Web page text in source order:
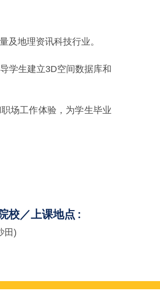
及地理资讯科技行业。
学生建立3D空间数据库和
场工作体验，为学生毕业
校／上课地点
田)